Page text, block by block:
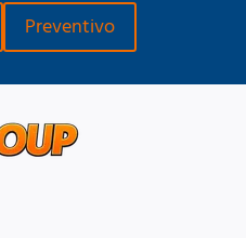
Preventivo